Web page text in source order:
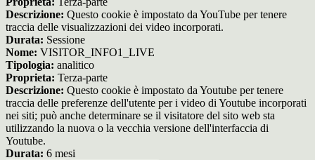
Descrizione: Questo cookie è impostato da YouTube per tenere
traccia delle visualizzazioni dei video incorporati.
Durata: Sessione
Nome: VISITOR_INFO1_LIVE
Tipologia: analitico
Proprieta: Terza-parte
Descrizione: Questo cookie è impostato da Youtube per tenere
traccia delle preferenze dell'utente per i video di Youtube incorporati
nei siti; può anche determinare se il visitatore del sito web sta
utilizzando la nuova o la vecchia versione dell'interfaccia di
Youtube.
Durata: 6 mesi